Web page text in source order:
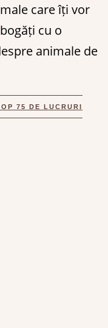
care îți vor
cu o
animale de
75 DE LUCRURI